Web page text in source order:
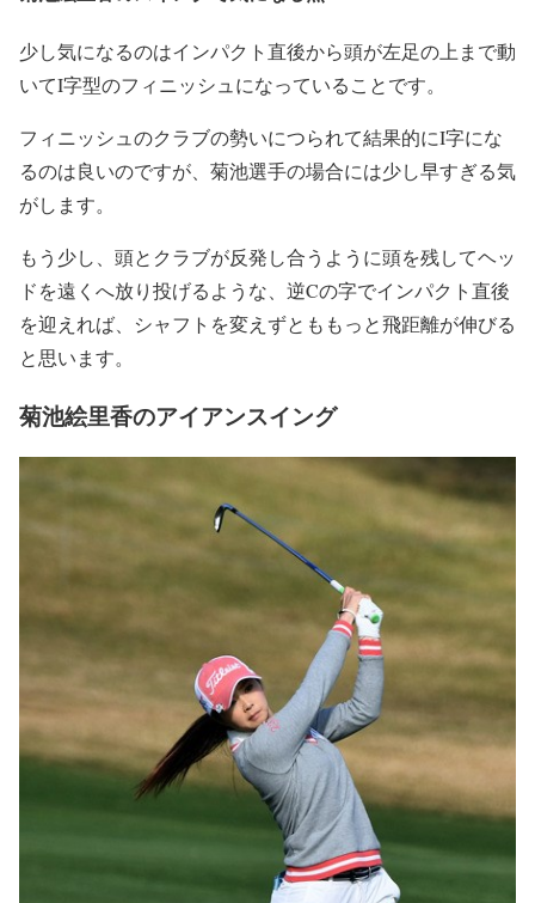
少し気になるのはインパクト直後から頭が左足の上まで動
いてI字型のフィニッシュになっていることです。
フィニッシュのクラブの勢いにつられて結果的にI字にな
るのは良いのですが、菊池選手の場合には少し早すぎる気
がします。
もう少し、頭とクラブが反発し合うように頭を残してヘッ
ドを遠くへ放り投げるような、逆Cの字でインパクト直後
を迎えれば、シャフトを変えずとももっと飛距離が伸びる
と思います。
菊池絵里香のアイアンスイング